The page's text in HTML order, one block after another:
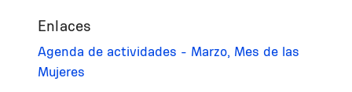
Enlaces
Agenda de actividades - Marzo, Mes de las
Mujeres